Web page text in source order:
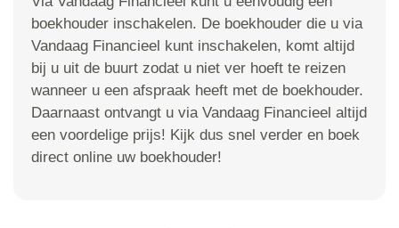
boekhouder inschakelen. De boekhouder die u via
Vandaag Financieel kunt inschakelen, komt altijd
bij u uit de buurt zodat u niet ver hoeft te reizen
wanneer u een afspraak heeft met de boekhouder.
Daarnaast ontvangt u via Vandaag Financieel altijd
een voordelige prijs! Kijk dus snel verder en boek
direct online uw boekhouder!